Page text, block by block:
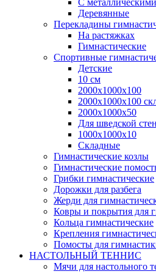
С
Деревянные
Перекладины
На растяжках
Гимнастические
Спортивные
Детские
10 см
2000х1000х100
2000х1000х100
2000х1000х50
Для шведской
1000х1000х10
Складные
Гимнастические козлы
Гимнастические
Грибки гимнастические
Дорожки для разбега
Жерди для
Ковры и покрытия для
Кольца гимнастические
Крепления
Помосты для
НАСТОЛЬНЫЙ ТЕННИС
Мячи для настольного